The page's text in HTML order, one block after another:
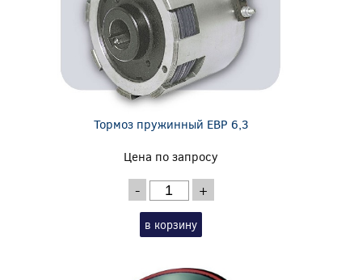
Тормоз пружинный EBP 6,3
Цена по запросу
- +
в корзину